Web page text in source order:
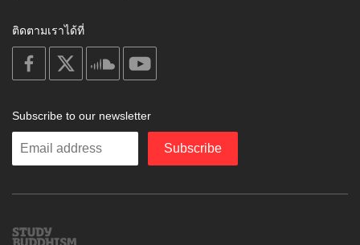
ติดตามเราได้ที่
on
facebook
soundcloud
Subscribe to our newsletter
Enter
Subscribe
Study